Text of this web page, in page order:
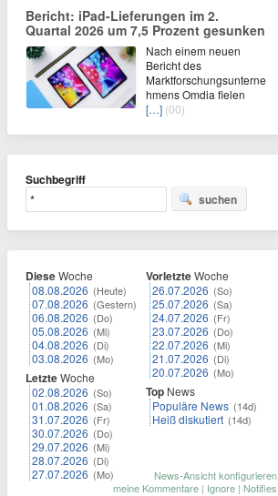
Bericht: iPad-Lieferungen im 2.
Quartal 2026 um 7,5 Prozent gesunken
Nach einem neuen
Bericht des
Marktforschungsunterne
hmens Omdia fielen
[…] (00)
Suchbegriff
suchen
DieseWoche
08.08.2026 (Heute)
07.08.2026 (Gestern)
06.08.2026 (Do)
05.08.2026 (Mi)
04.08.2026 (Di)
03.08.2026 (Mo)
LetzteWoche
02.08.2026 (So)
01.08.2026 (Sa)
31.07.2026 (Fr)
30.07.2026 (Do)
29.07.2026 (Mi)
28.07.2026 (Di)
27.07.2026 (Mo)
VorletzteWoche
26.07.2026 (So)
25.07.2026 (Sa)
24.07.2026 (Fr)
23.07.2026 (Do)
22.07.2026 (Mi)
21.07.2026 (Di)
20.07.2026 (Mo)
Top News
Populäre News (14d)
Heiß diskutiert (14d)
News-Ansicht konfigurieren
meine Kommentare | Ignore | Notifies